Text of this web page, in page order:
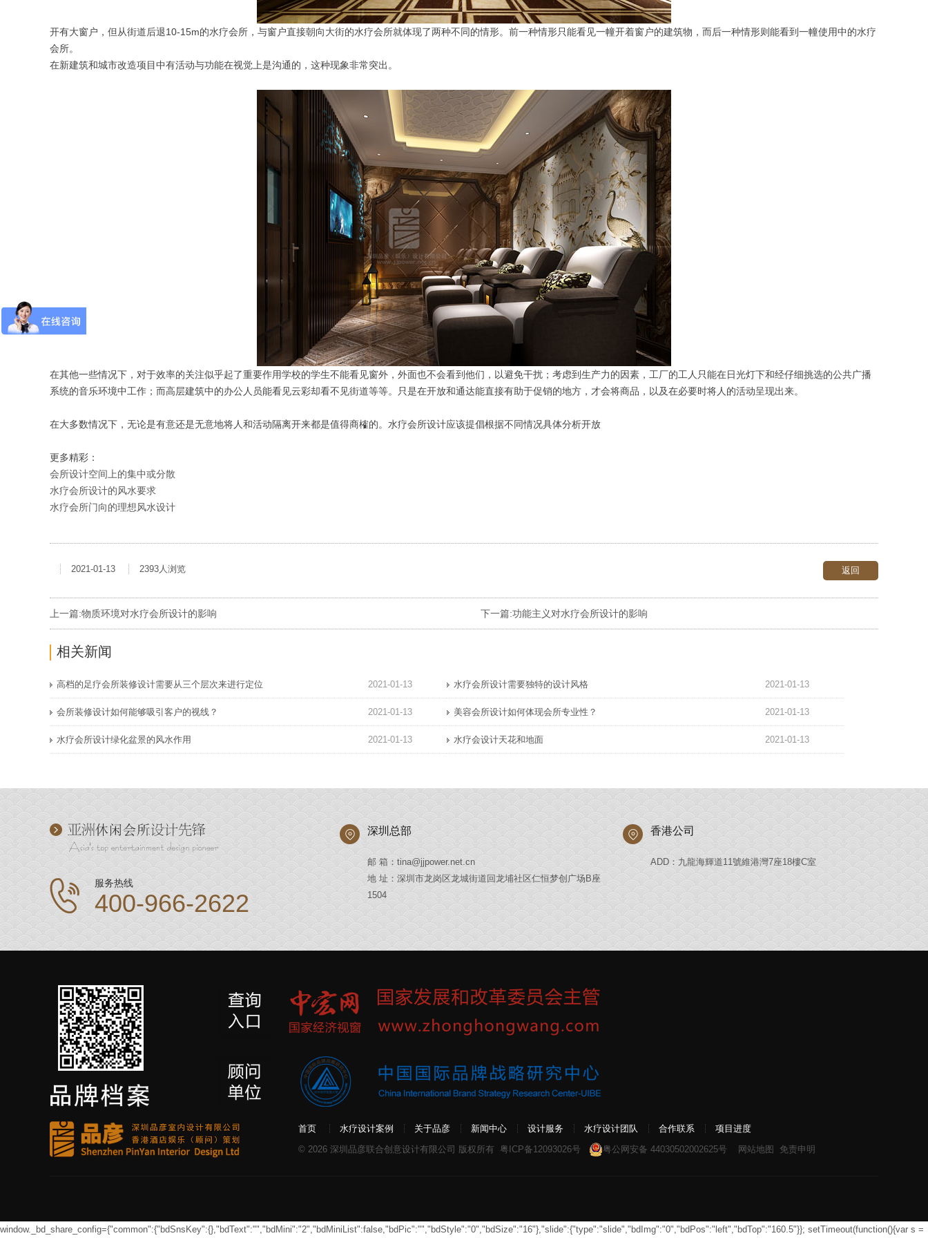
开有大窗户，但从街道后退10-15m的水疗会所，与窗户直接朝向大街的水疗会所就体现了两种不同的情形。前一种情形只能看见一幢开着窗户的建筑物，而后一种情形则能看到一幢使用中的水疗
会所。
在新建筑和城市改造项目中有活动与功能在视觉上是沟通的，这种现象非常突出。
在其他一些情况下，对于效率的关注似乎起了重要作用学校的学生不能看见窗外，外面也不会看到他们，以避免干扰；考虑到生产力的因素，工厂的工人只能在日光灯下和经仔细挑选的公共广播
系统的音乐环境中工作；而高层建筑中的办公人员能看见云彩却看不见街道等等。只是在开放和通达能直接有助于促销的地方，才会将商品，以及在必要时将人的活动呈现出来。
在大多数情况下，无论是有意还是无意地将人和活动隔离开来都是值得商榷的。水疗会所设计应该提倡根据不同情况具体分析开放
更多精彩：
会所设计空间上的集中或分散
水疗会所设计的风水要求
水疗会所门向的理想风水设计
返回
2021-01-13 2393人浏览
上一篇:物质环境对水疗会所设计的影响 下一篇:功能主义对水疗会所设计的影响
相关新闻
高档的足疗会所装修设计需要从三个层次来进行定位 2021-01-13 水疗会所设计需要独特的设计风格 2021-01-13
会所装修设计如何能够吸引客户的视线？ 2021-01-13 美容会所设计如何体现会所专业性？ 2021-01-13
水疗会所设计绿化盆景的风水作用 2021-01-13 水疗会设计天花和地面 2021-01-13
服务热线
400-966-2622
深圳总部
邮 箱：tina@jjpower.net.cn
地 址：深圳市龙岗区龙城街道回龙埔社区仁恒梦创广场B座
1504
香港公司
ADD：九龍海輝道11號維港灣7座18樓C室
首页 水疗设计案例 关于品彦 新闻中心 设计服务 水疗设计团队 合作联系
项目进度
© 2026 深圳品彦联合创意设计有限公司 版权所有 粤ICP备12093026号 粤公网安备 44030502002625号 网站地图 免责申明
window._bd_share_config={"common":{"bdSnsKey":{},"bdText":"","bdMini":"2","bdMiniList":false,"bdPic":"","bdStyle":"0","bdSize":"16"},"slide":{"type":"slide","bdImg":"0","bdPos":"left","bdTop":"160.5"}}; setTimeout(function(){var s =